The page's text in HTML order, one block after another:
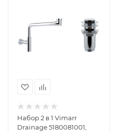
Набор 2 в 1 Vimarr
Drainage 5180081001,